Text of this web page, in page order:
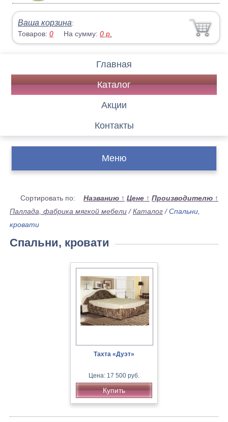
Ваша корзина:
Товаров:0 На сумму:0 р.
Главная
Каталог
Акции
Контакты
Меню
Сортировать по: Названию ↑ Цене ↑ Производителю ↑
Паллада, фабрика мягкой мебели /Каталог /Спальни,
кровати
Спальни, кровати
Тахта «Дуэт»
Цена: 17 500 руб.
Купить